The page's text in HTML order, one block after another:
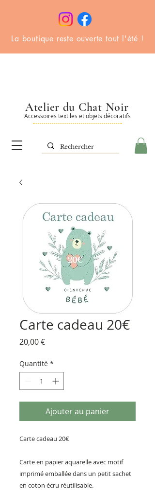
La boutique reste ouverte tout l'été !
Accessoires textiles et objets décoratifs
Atelier du Chat Noir
Carte cadeau 20€
20,00 €Prix
Quantité *
Ajouter au panier
Carte cadeau 20€
Carte en papier aquarelle avec motif
imprimé emballée dans un petit sachet
en coton écru réutilisable.